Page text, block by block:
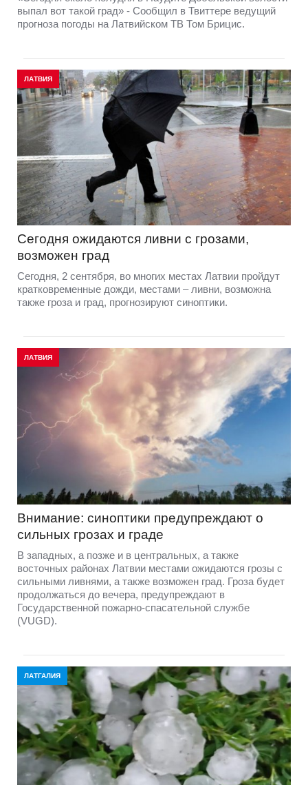
выпал вот такой град» - Сообщил в Твиттере ведущий
прогноза погоды на Латвийском ТВ Том Брицис.
ЛАТВИЯ
Сегодня ожидаются ливни с грозами,
возможен град
Сегодня, 2 сентября, во многих местах Латвии пройдут
кратковременные дожди, местами – ливни, возможна
также гроза и град, прогнозируют синоптики.
ЛАТВИЯ
Внимание: синоптики предупреждают о
сильных грозах и граде
В западных, а позже и в центральных, а также
восточных районах Латвии местами ожидаются грозы с
сильными ливнями, а также возможен град. Гроза будет
продолжаться до вечера, предупреждают в
Государственной пожарно-спасательной службе
(VUGD).
ЛАТГАЛИЯ